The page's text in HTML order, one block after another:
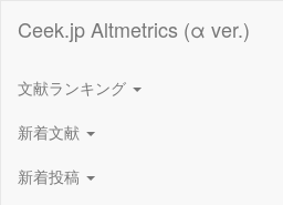
Ceek.jp Altmetrics (α ver.)
文献ランキング
新着文献
新着投稿